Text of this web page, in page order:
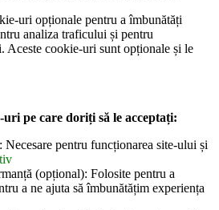
uri opționale pentru a îmbunătăți
analiza traficului și pentru
Aceste cookie-uri sunt opționale și le
pe care doriți să le acceptați:
pentru funcționarea site-ului și
(opțional): Folosite pentru a
a ne ajuta să îmbunătățim experiența